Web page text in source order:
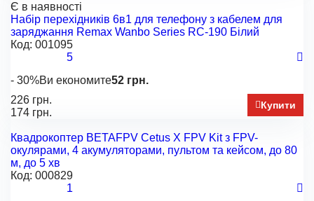
Є в наявності
Набір перехідників 6в1 для телефону з кабелем для
заряджання Remax Wanbo Series RC-190 Білий
Код: 001095
5
- 30%Ви економите52 грн.
226 грн.
174 грн.
Купити
Квадрокоптер BETAFPV Cetus X FPV Kit з FPV-
окулярами, 4 акумуляторами, пультом та кейсом, до 80
м, до 5 хв
Код: 000829
1